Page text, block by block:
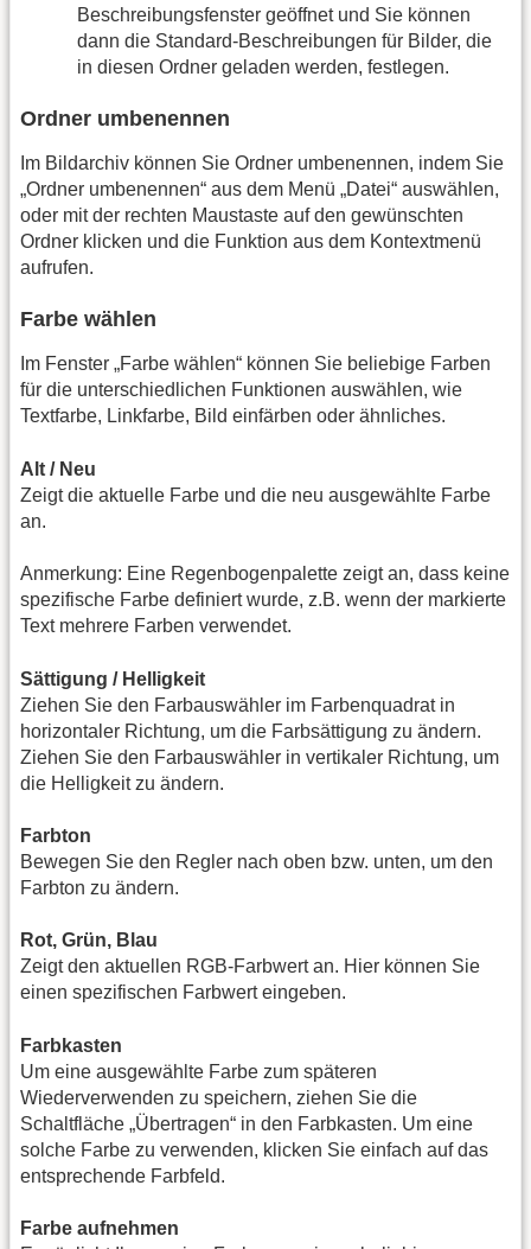
Beschreibungsfenster geöffnet und Sie können
dann die Standard-Beschreibungen für Bilder, die
in diesen Ordner geladen werden, festlegen.
Ordner umbenennen
Im Bildarchiv können Sie Ordner umbenennen, indem Sie
„Ordner umbenennen“ aus dem Menü „Datei“ auswählen,
oder mit der rechten Maustaste auf den gewünschten
Ordner klicken und die Funktion aus dem Kontextmenü
aufrufen.
Farbe wählen
Im Fenster „Farbe wählen“ können Sie beliebige Farben
für die unterschiedlichen Funktionen auswählen, wie
Textfarbe, Linkfarbe, Bild einfärben oder ähnliches.
Alt / Neu
Zeigt die aktuelle Farbe und die neu ausgewählte Farbe
an.
Anmerkung: Eine Regenbogenpalette zeigt an, dass keine
spezifische Farbe definiert wurde, z.B. wenn der markierte
Text mehrere Farben verwendet.
Sättigung / Helligkeit
Ziehen Sie den Farbauswähler im Farbenquadrat in
horizontaler Richtung, um die Farbsättigung zu ändern.
Ziehen Sie den Farbauswähler in vertikaler Richtung, um
die Helligkeit zu ändern.
Farbton
Bewegen Sie den Regler nach oben bzw. unten, um den
Farbton zu ändern.
Rot, Grün, Blau
Zeigt den aktuellen RGB-Farbwert an. Hier können Sie
einen spezifischen Farbwert eingeben.
Farbkasten
Um eine ausgewählte Farbe zum späteren
Wiederverwenden zu speichern, ziehen Sie die
Schaltfläche „Übertragen“ in den Farbkasten. Um eine
solche Farbe zu verwenden, klicken Sie einfach auf das
entsprechende Farbfeld.
Farbe aufnehmen